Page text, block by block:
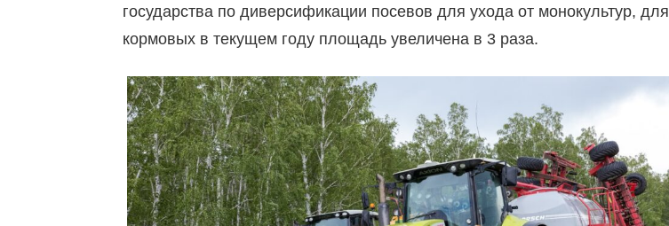
государства по диверсификации посевов для ухода от монокультур, для
кормовых в текущем году площадь увеличена в 3 раза.